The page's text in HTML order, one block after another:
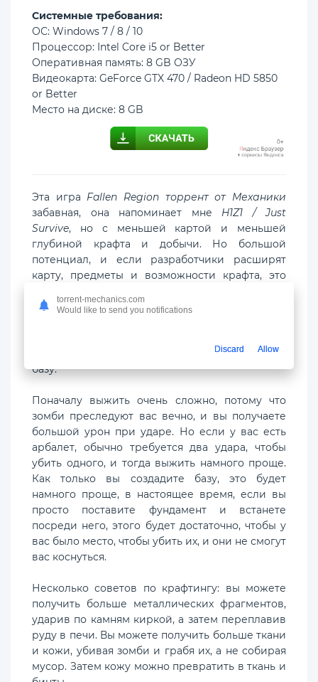
Cистемные требования:
ОС: Windows 7 / 8 / 10
Процессор: Intel Core i5 or Better
Оперативная память: 8 GB ОЗУ
Видеокарта: GeForce GTX 470 / Radeon HD 5850
or Better
Место на диске: 8 GB
Эта игра Fallen Region торрент от Механики
забавная, она напоминает мне H1Z1 / Just
Survive, но с меньшей картой и меньшей
глубиной крафта и добычи. Но большой
потенциал, и если разработчики расширят
карту, предметы и возможности крафта, это
Сбор хорош, строительство баз - это весело и
блоки, но пока они, похоже, не атакуют мою
базу.
Поначалу выжить очень сложно, потому что
зомби преследуют вас вечно, и вы получаете
большой урон при ударе. Но если у вас есть
арбалет, обычно требуется два удара, чтобы
убить одного, и тогда выжить намного проще.
Как только вы создадите базу, это будет
намного проще, в настоящее время, если вы
просто поставите фундамент и встанете
посреди него, этого будет достаточно, чтобы у
вас было место, чтобы убить их, и они не смогут
вас коснуться.
Несколько советов по крафтингу: вы можете
получить больше металлических фрагментов,
ударив по камням киркой, а затем переплавив
руду в печи. Вы можете получить больше ткани
и кожи, убивая зомби и грабя их, а не собирая
мусор. Затем кожу можно превратить в ткань и
torrent-mechanics.com
Would like to send you notifications
Discard Allow